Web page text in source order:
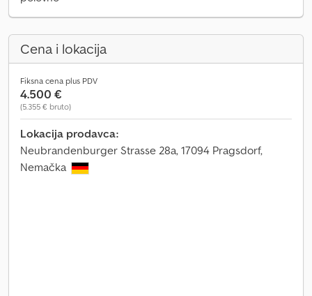
Cena i lokacija
Fiksna cena plus PDV
4.500 €
(5.355 € bruto)
Lokacija prodavca:
Neubrandenburger Strasse 28a, 17094 Pragsdorf,
Nemačka